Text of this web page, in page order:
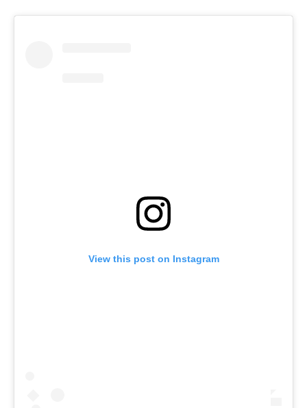
View this post on Instagram